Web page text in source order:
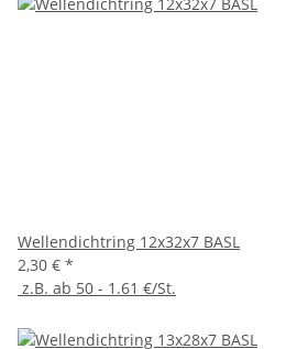
Wellendichtring 12x32x7 BASL
2,30 € *
z.B. ab 50 - 1.61 €/St.